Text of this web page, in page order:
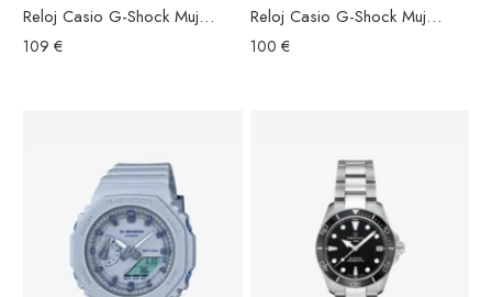
Reloj Casio G-Shock Mujer GMA-S140M-4AER Esfera Negra
109 €
Reloj Casio G-Shock Mujer GMA-S2100-4AER Esfera Beis
100 €